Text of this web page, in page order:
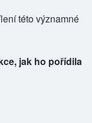
této významné
jak ho pořídila